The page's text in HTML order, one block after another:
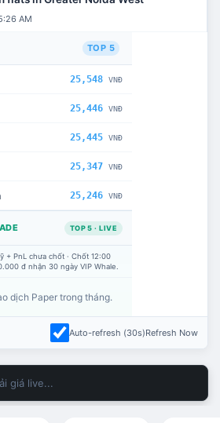
AM
TOP 5
25,548 VNĐ
25,446 VNĐ
25,445 VNĐ
25,347 VNĐ
25,246 VNĐ
TOP 5 · LIVE
+ PnL chưa chốt · Chốt 12:00
đ nhận 30 ngày VIP Whale.
dịch Paper trong tháng.
Auto-refresh (30s)Refresh Now
giá live...